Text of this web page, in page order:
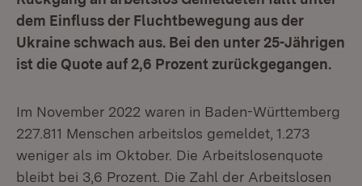
dem Einfluss der Fluchtbewegung aus der
Ukraine schwach aus. Bei den unter 25-Jährigen
ist die Quote auf 2,6 Prozent zurückgegangen.
Im November 2022 waren in Baden-Württemberg
227.811 Menschen arbeitslos gemeldet, 1.273
weniger als im Oktober. Die Arbeitslosenquote
bleibt bei 3,6 Prozent. Die Zahl der Arbeitslosen